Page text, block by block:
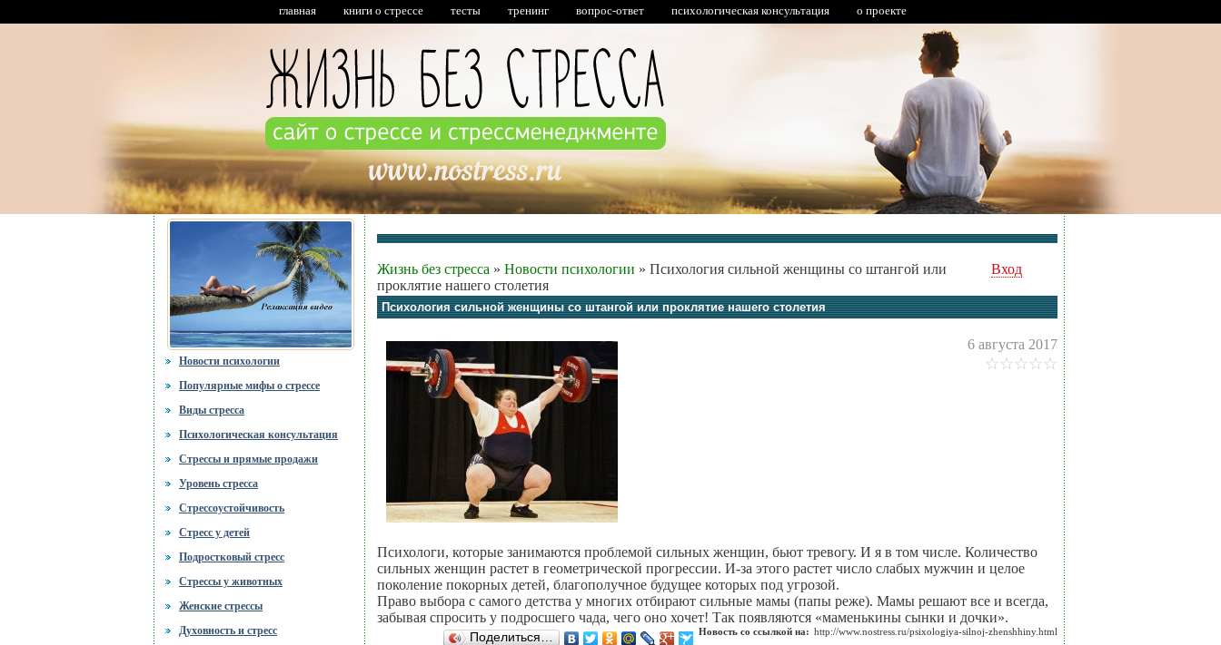
главная книги о стрессе тесты тренинг вопрос-ответ психологическая консультация о проекте
Новости психологии
Популярные мифы о стрессе
Виды стресса
Психологическая консультация
Стрессы и прямые продажи
Уровень стресса
Стрессоустойчивость
Стресс у детей
Подростковый стресс
Стрессы у животных
Женские стрессы
Духовность и стресс
Жизнь без стресса » Новости психологии » Психология сильной женщины со штангой или
проклятие нашего столетия
Вход
Психология сильной женщины со штангой или проклятие нашего столетия
6 августа 2017
Психологи, которые занимаются проблемой сильных женщин, бьют тревогу. И я в том числе. Количество
сильных женщин растет в геометрической прогрессии. И-за этого растет число слабых мужчин и целое
поколение покорных детей, благополучное будущее которых под угрозой.
Право выбора с самого детства у многих отбирают сильные мамы (папы реже). Мамы решают все и всегда,
забывая спросить у подросшего чада, чего оно хочет! Так появляются «маменькины сынки и дочки».
Новость со ссылкой на: http://www.nostress.ru/psixologiya-silnoj-zhenshhiny.html
Поделиться…